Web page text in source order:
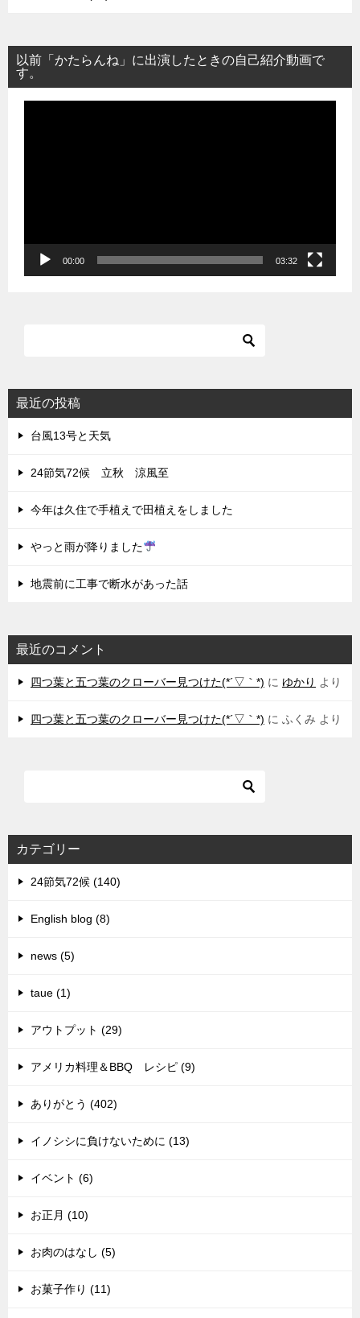
以前「かたらんね」に出演したときの自己紹介動画で
す。
00:00 03:32
最近の投稿
台風13号と天気
24節気72候 立秋 涼風至
今年は久住で手植えで田植えをしました
やっと雨が降りました
地震前に工事で断水があった話
最近のコメント
四つ葉と五つ葉のクローバー見つけた(*´▽｀*) に ゆかり より
四つ葉と五つ葉のクローバー見つけた(*´▽｀*) に ふくみ より
カテゴリー
24節気72候 (140)
English blog (8)
news (5)
taue (1)
アウトプット (29)
アメリカ料理＆BBQ レシピ (9)
ありがとう (402)
イノシシに負けないために (13)
イベント (6)
お正月 (10)
お肉のはなし (5)
お菓子作り (11)